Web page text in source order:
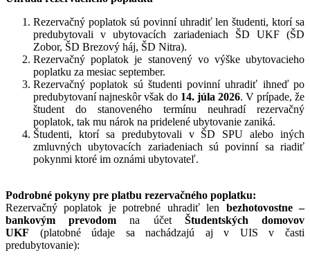
Rezervačný poplatok sú povinní uhradiť len študenti, ktorí sa
predubytovali v ubytovacích zariadeniach ŠD UKF (ŠD
Zobor, ŠD Brezový háj, ŠD Nitra).
Rezervačný poplatok je stanovený vo výške ubytovacieho
poplatku za mesiac september.
Rezervačný poplatok sú študenti povinní uhradiť ihneď po
predubytovaní najneskôr však do 14. júla 2026. V prípade, že
študent do stanoveného termínu neuhradí rezervačný
poplatok, tak mu nárok na pridelené ubytovanie zaniká.
Študenti, ktorí sa predubytovali v ŠD SPU alebo iných
zmluvných ubytovacích zariadeniach sú povinní sa riadiť
pokynmi ktoré im oznámi ubytovateľ.
Podrobné pokyny pre platbu rezervačného poplatku:
Rezervačný poplatok je potrebné uhradiť len bezhotovostne –
bankovým prevodom na účet Študentských domovov
UKF (platobné údaje sa nachádzajú aj v UIS v časti
predubytovanie):